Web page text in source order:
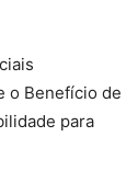
o Benefício de
para